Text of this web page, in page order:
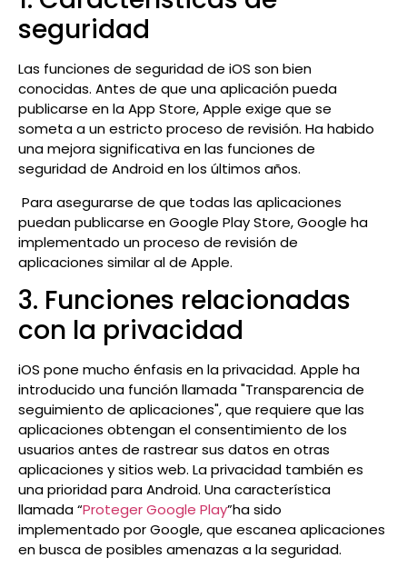
seguridad
Las funciones de seguridad de iOS son bien
conocidas. Antes de que una aplicación pueda
publicarse en la App Store, Apple exige que se
someta a un estricto proceso de revisión. Ha habido
una mejora significativa en las funciones de
seguridad de Android en los últimos años.
Para asegurarse de que todas las aplicaciones
puedan publicarse en Google Play Store, Google ha
implementado un proceso de revisión de
aplicaciones similar al de Apple.
3. Funciones relacionadas
con la privacidad
iOS pone mucho énfasis en la privacidad. Apple ha
introducido una función llamada "Transparencia de
seguimiento de aplicaciones", que requiere que las
aplicaciones obtengan el consentimiento de los
usuarios antes de rastrear sus datos en otras
aplicaciones y sitios web. La privacidad también es
una prioridad para Android. Una característica
llamada “Proteger Google Play”ha sido
implementado por Google, que escanea aplicaciones
en busca de posibles amenazas a la seguridad.